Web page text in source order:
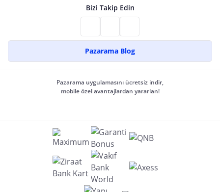
Bizi Takip Edin
Pazarama Blog
Pazarama uygulamasını ücretsiz indir,
mobile özel avantajlardan yararlan!